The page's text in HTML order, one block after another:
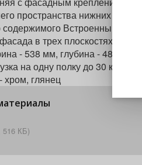
пространства нижних
содержимого Встроенный
в трех плоскостях
- 538 мм, глубина - 487 мм
на одну полку до 30 кг
хром, глянец
516 КБ)